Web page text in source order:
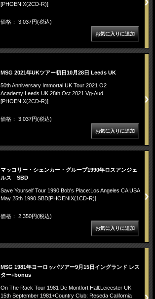
[PHOENIX(2CD-R)]
価格： 3,037円(税込)
MSG 2021年UKツアー初日10月28日 Leeds UK
50th Anniversary Immortal UK Tour 2021 O2
Academy:Leeds UK 28th Oct 2021 Vg-Aud
[PHOENIX(2CD-R)]
価格： 3,037円(税込)
マッコリー・シェンカー・グループ1990年ロスアンジェ
ルス SBD
Save Yourself Tour 1990 Bob's Place:Los Angeles CA USA
May 25th 1990 SBD[PHOENIX(1CD-R)]
価格： 2,350円(税込)
MSG 1981年ヨーロッパツアー9月15日イングランド レス
ター+bonus
On The Rack Tour 1981 De Montfort Hall:Leicester UK
15th September 1981+Country Club: Reseda California